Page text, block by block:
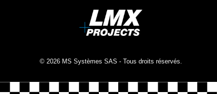
© 2026 MS Systèmes SAS - Tous droits réservés.